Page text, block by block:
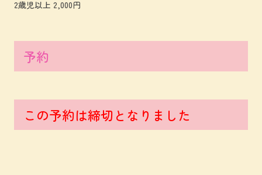
2歳児以上 2,000円
予約
この予約は締切となりました